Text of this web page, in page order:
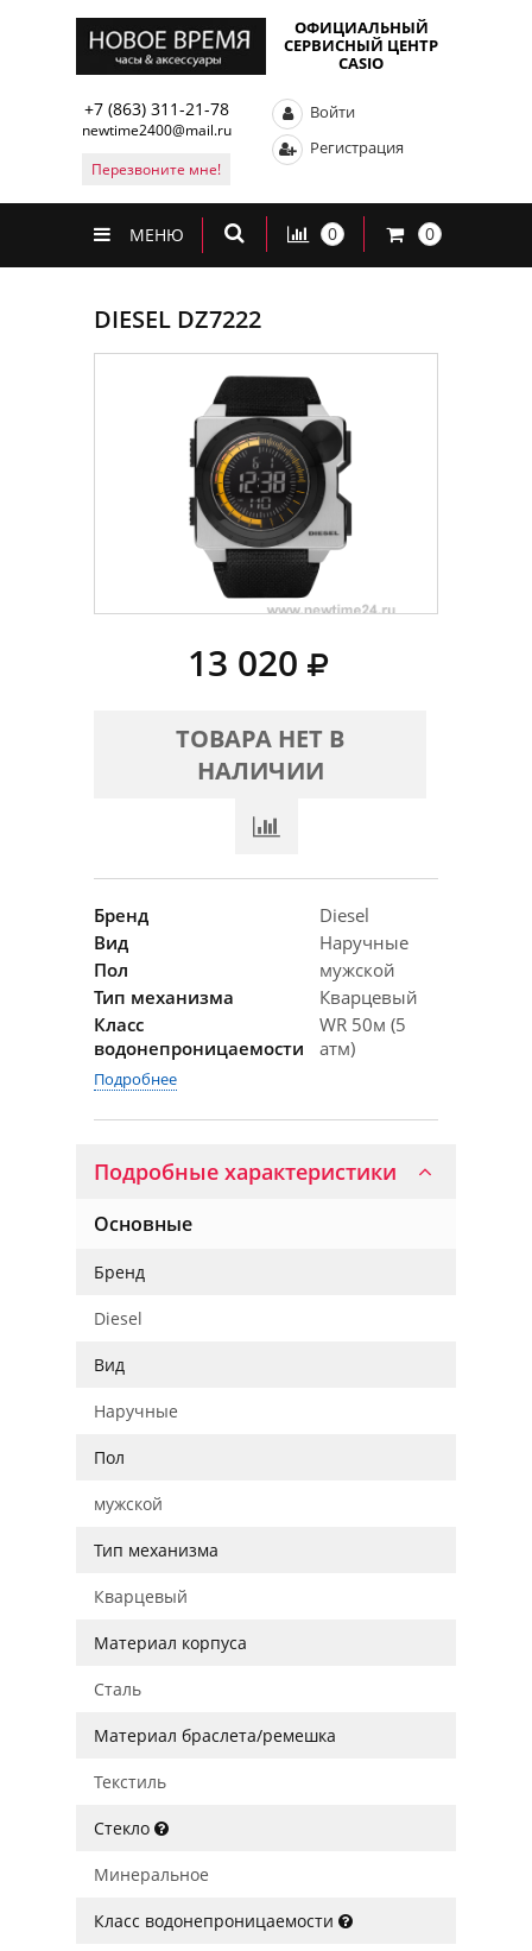
ОФИЦИАЛЬНЫЙ
СЕРВИСНЫЙ ЦЕНТР
CASIO
+7 (863) 311-21-78
newtime2400@mail.ru
Перезвоните мне!
Войти
Регистрация
МЕНЮ 0 0
DIESEL DZ7222
13 020
ТОВАРА НЕТ В
НАЛИЧИИ
Бренд
Diesel
Вид
Наручные
Пол
мужской
Тип механизма
Кварцевый
Класс
водонепроницаемости
WR 50м (5
атм)
Подробнее
Подробные характеристики
Основные
Бренд
Diesel
Вид
Наручные
Пол
мужской
Тип механизма
Кварцевый
Материал корпуса
Сталь
Материал браслета/ремешка
Текстиль
Стекло
Минеральное
Класс водонепроницаемости